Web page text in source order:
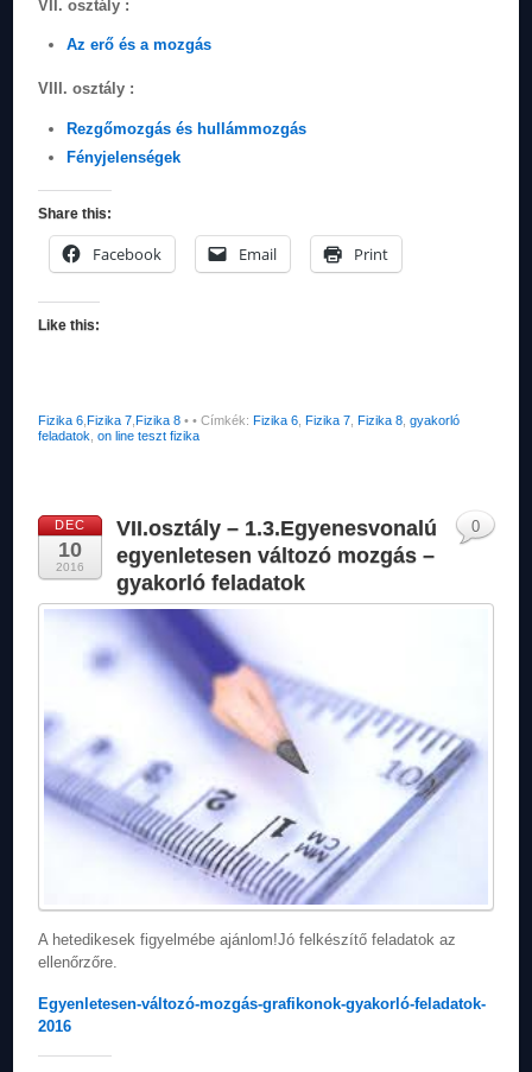
VII. osztály :
Az erő és a mozgás
VIII. osztály :
Rezgőmozgás és hullámmozgás
Fényjelenségek
Share this:
Facebook Email Print
Like this:
Fizika 6, Fizika 7, Fizika 8 • • Címkék: Fizika 6, Fizika 7, Fizika 8,gyakorló
feladatok,on line teszt fizika
DEC
10
2016
VII.osztály – 1.3.Egyenesvonalú
egyenletesen változó mozgás –
gyakorló feladatok
A hetedikesek figyelmébe ajánlom!Jó felkészítő feladatok az
ellenőrzőre.
Egyenletesen-változó-mozgás-grafikonok-gyakorló-feladatok-
2016
0